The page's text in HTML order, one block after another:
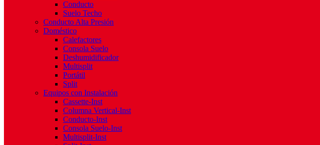
Conducto
Suelo Techo
Conducto Alta Presión
Doméstico
Calefactores
Consola Suelo
Deshumidificador
Multisplit
Portátil
Split
Equipos con Instalación
Cassette-Inst
Columna Vertical-Inst
Conducto-Inst
Consola Suelo-Inst
Multisplit-Inst